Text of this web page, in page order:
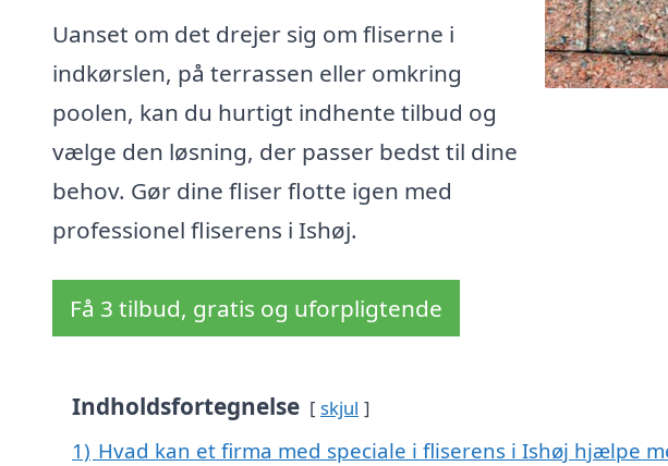
Uanset om det drejer sig om fliserne i
indkørslen, på terrassen eller omkring
poolen, kan du hurtigt indhente tilbud og
vælge den løsning, der passer bedst til dine
behov. Gør dine fliser flotte igen med
professionel fliserens i Ishøj.
Få 3 tilbud, gratis og uforpligtende
Indholdsfortegnelse skjul
1) Hvad kan et firma med speciale i fliserens i Ishøj hjælpe